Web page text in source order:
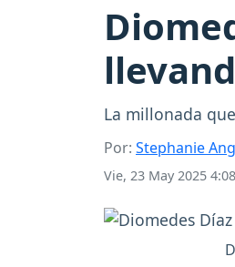
La millonada
Por: Stephanie
Vie, 23 May 2025